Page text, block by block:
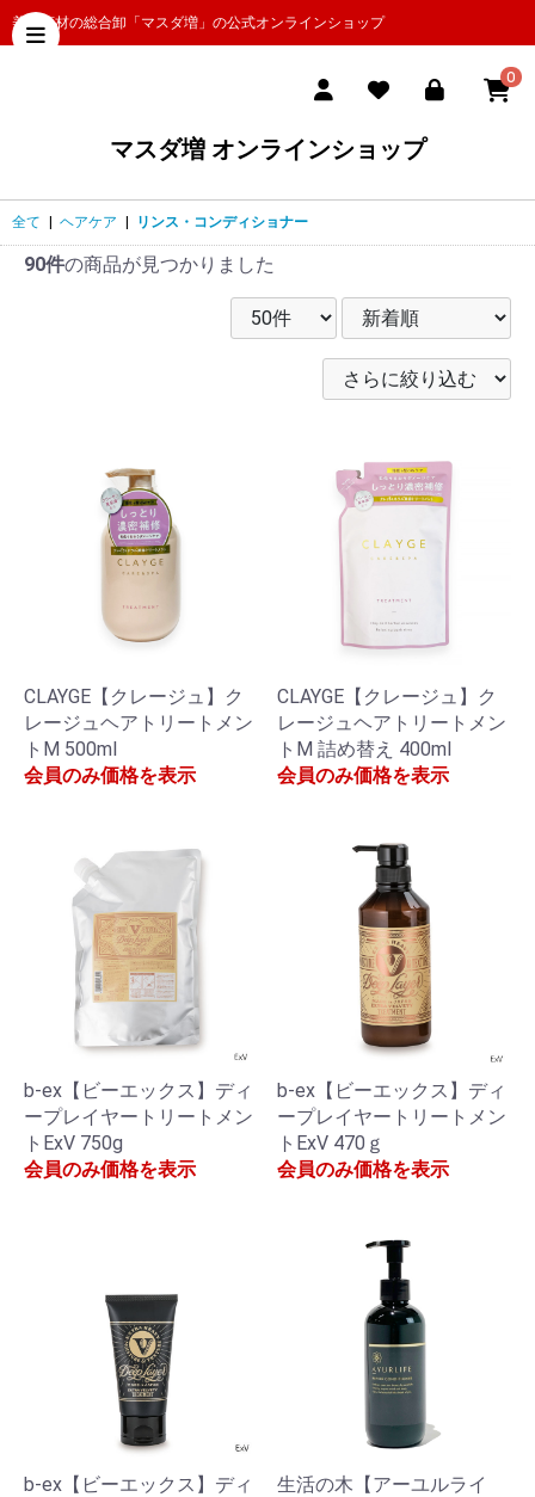
美容商材の総合卸「マスダ増」の公式オンラインショップ
0
マスダ増 オンラインショップ
全て ヘアケア リンス・コンディショナー
90件の商品が見つかりました
CLAYGE【クレージュ】ク
レージュヘアトリートメン
トM 500ml
会員のみ価格を表示
CLAYGE【クレージュ】ク
レージュヘアトリートメン
トM 詰め替え 400ml
会員のみ価格を表示
b-ex【ビーエックス】ディ
ープレイヤートリートメン
トExV 750g
会員のみ価格を表示
b-ex【ビーエックス】ディ
ープレイヤートリートメン
トExV 470ｇ
会員のみ価格を表示
b-ex【ビーエックス】ディ
生活の木【アーユルライ